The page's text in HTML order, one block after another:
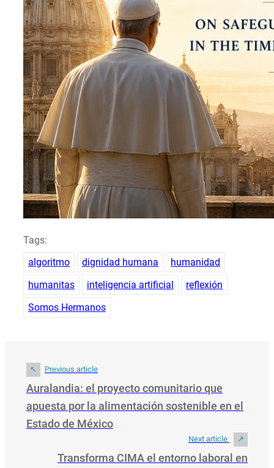
Tags:
algoritmo
dignidad humana
humanidad
humanitas
inteligencia artificial
reflexión
Somos Hermanos
Previous article
Auralandia: el proyecto comunitario que
apuesta por la alimentación sostenible en el
Estado de México
Next article
Transforma CIMA el entorno laboral en